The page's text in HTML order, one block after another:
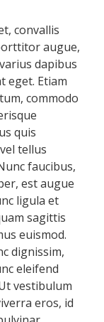
convallis
augue,
dapibus
eget. Etiam
commodo
quis
tellus
faucibus,
est augue
ligula et
sagittis
euismod.
dignissim,
eleifend
vestibulum
eros, id